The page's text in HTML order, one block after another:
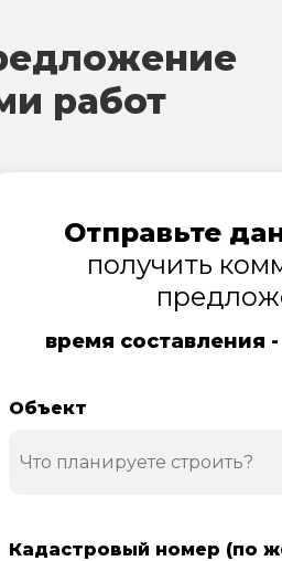
работ
Отправьте
получить
время составления
Объект
Кадастровый номер (по